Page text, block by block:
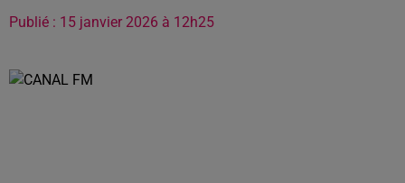
Publié : 15 janvier 2026 à 12h25